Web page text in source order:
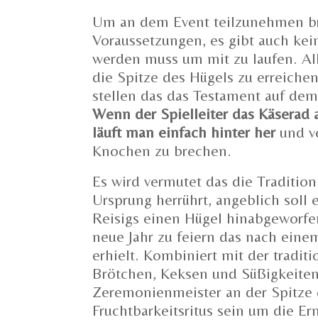
Um an dem Event teilzunehmen
Voraussetzungen, es gibt auch
werden muss um mit zu laufen.
die Spitze des Hügels zu
stellen das das Testament auf
Wenn der Spielleiter das Käserad
läuft man einfach hinter herund
Knochen zu brechen.
Es wird vermutet das die
Ursprung herrührt, angeblich soll
Reisigs einen Hügel
neue Jahr zu feiern das nach
erhielt. Kombiniert mit der
Brötchen, Keksen und
Zeremonienmeister an der
Fruchtbarkeitsritus sein um die